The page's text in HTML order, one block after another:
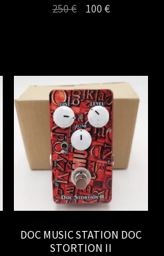
250€ Le
250 €.
100€Le
100 €.
DOC MUSIC STATION DOC
STORTION II